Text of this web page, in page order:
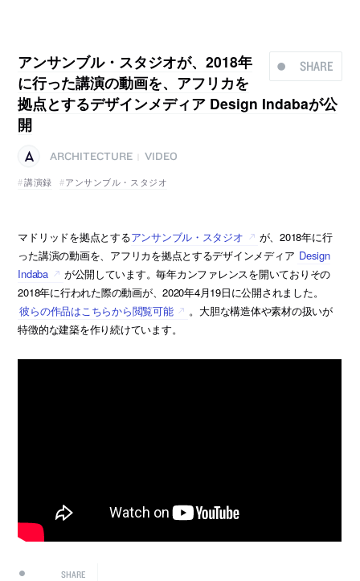
SHARE
アンサンブル・スタジオが、2018年
に行った講演の動画を、アフリカを
拠点とするデザインメディア Design Indabaが公
開
ARCHITECTURE
VIDEO
講演録
アンサンブル・スタジオ
マドリッドを拠点とするアンサンブル・スタジオ
が、2018年に行
った講演の動画を、アフリカを拠点とするデザインメディア Design
Indaba
が公開しています。毎年カンファレンスを開いておりその
2018年に行われた際の動画が、2020年4月19日に公開されました。
彼らの作品はこちらから閲覧可能
。大胆な構造体や素材の扱いが
特徴的な建築を作り続けています。
SHARE